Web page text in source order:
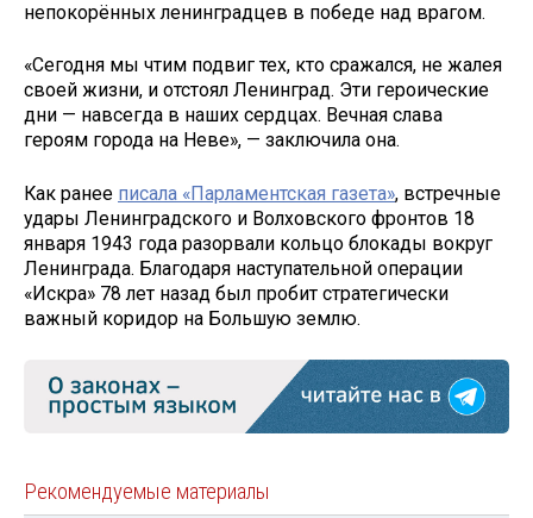
непокорённых ленинградцев в победе над врагом.
«Сегодня мы чтим подвиг тех, кто сражался, не жалея
своей жизни, и отстоял Ленинград. Эти героические
дни — навсегда в наших сердцах. Вечная слава
героям города на Неве», — заключила она.
Как ранее писала «Парламентская газета», встречные
удары Ленинградского и Волховского фронтов 18
января 1943 года разорвали кольцо блокады вокруг
Ленинграда. Благодаря наступательной операции
«Искра» 78 лет назад был пробит стратегически
важный коридор на Большую землю.
Рекомендуемые материалы